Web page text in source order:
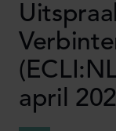
april